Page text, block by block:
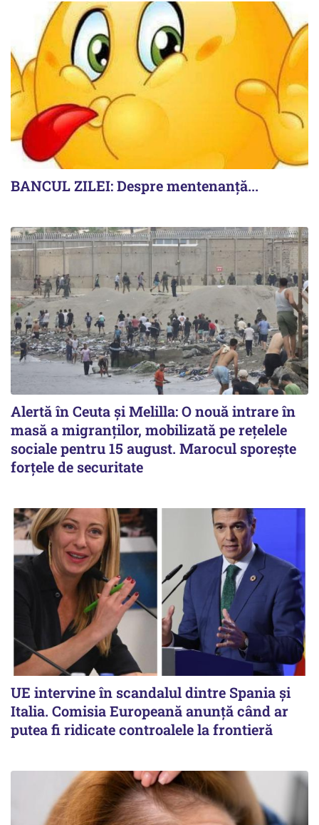
BANCUL ZILEI: Despre mentenanță...
Alertă în Ceuta și Melilla: O nouă intrare în
masă a migranților, mobilizată pe rețelele
sociale pentru 15 august. Marocul sporește
forțele de securitate
UE intervine în scandalul dintre Spania și
Italia. Comisia Europeană anunță când ar
putea fi ridicate controalele la frontieră